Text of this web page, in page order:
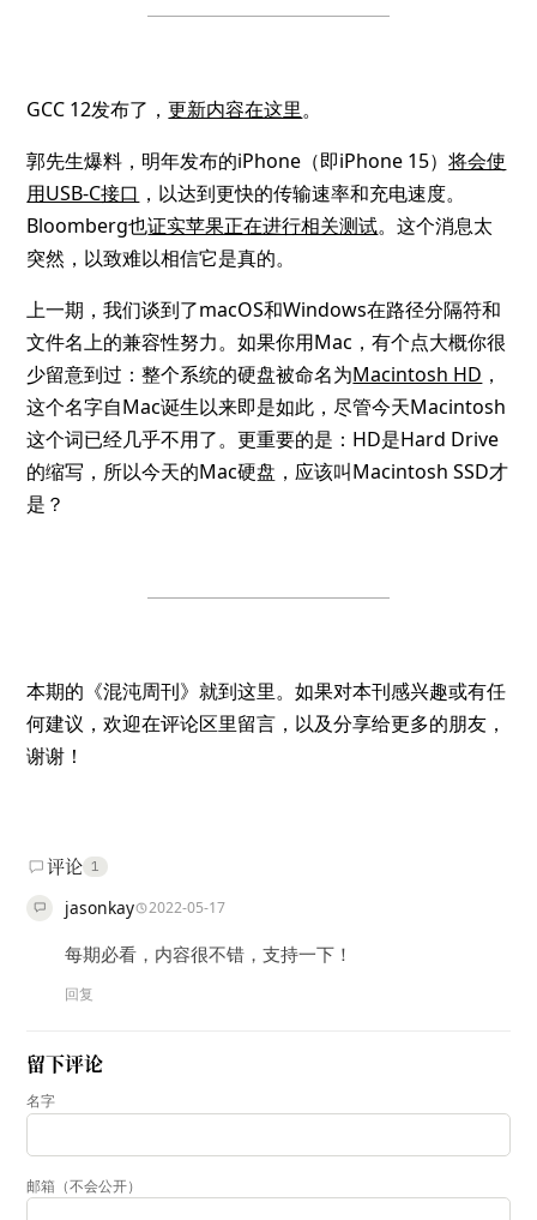
GCC 12发布了，更新内容在这里。
郭先生爆料，明年发布的iPhone（即iPhone 15）将会使
用USB-C接口 ，以达到更快的传输速率和充电速度。
Bloomberg也证实苹果正在进行相关测试。这个消息太
突然，以致难以相信它是真的。
上一期，我们谈到了macOS和Windows在路径分隔符和
文件名上的兼容性努力。如果你用Mac，有个点大概你很
少留意到过：整个系统的硬盘被命名为Macintosh HD ，
这个名字自Mac诞生以来即是如此，尽管今天Macintosh
这个词已经几乎不用了。更重要的是：HD是Hard Drive
的缩写，所以今天的Mac硬盘，应该叫Macintosh SSD才
是？
本期的《混沌周刊》就到这里。如果对本刊感兴趣或有任
何建议，欢迎在评论区里留言，以及分享给更多的朋友，
谢谢！
评论 1
jasonkay 2022-05-17
每期必看，内容很不错，支持一下！
回复
留下评论
名字
邮箱（不会公开）